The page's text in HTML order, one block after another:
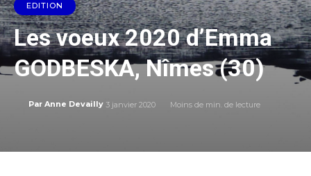
EDITION
Les voeux 2020 d’Emma
GODBESKA, Nîmes (30)
Par Anne Devailly 3 janvier 2020 Moins de min. de lecture